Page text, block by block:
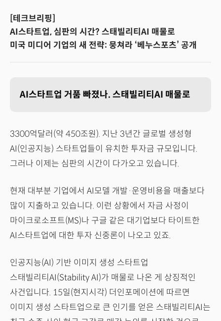
[테크브리핑]
AI스타트업, 심판의 시간? 스태빌리티AI 매물로
미국 미디어 기업의 새 전략: 뭉쳐라 ‘베누스포츠’ 공개
AI스타트업 거품 빠졌나. 스태빌리티AI 매물로
3300억달러(약 450조원). 지난 3년간 글로벌 생성형
AI(인공지능) 스타트업들이 유치한 투자금 규모입니다.
그러나 이제는 심판의 시간이 다가오고 있습니다.
현재 대부분 기업에서 AI모델 개발·운영비용을 매출보다
많이 지출하고 있습니다. 이런 상황에서 자금 사정이
마이크로소프트(MS)나 구글 같은 대기업보다 타이트한
AI스타트업에 대한 투자 신중론이 나오고 있죠.
인공지능(AI) 기반 이미지 생성 스타트업
스태빌리티AI(Stability AI)가 매물로 나온 게 상징적인
사건입니다. 15일(현지시각) 더인포메이션에 따르면
이미지 생성 스타트업으로 큰 인기를 얻은 스태빌리티AI는